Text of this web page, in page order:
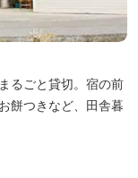
るごと貸切。宿の前
餅つきなど、田舎暮